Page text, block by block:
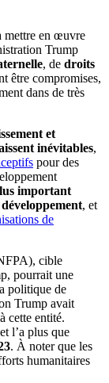
mettre en œuvre
Trump
, de droits
être compromises,
dans de très
et
inévitables,
pour des
important
, et
de
cible
pourrait une
politique de
Trump avait
cette entité.
l’a plus que
. À noter que les
humanitaires